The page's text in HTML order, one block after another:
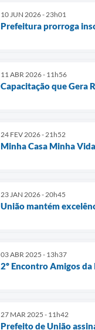
10 JUN 2026 - 23h01
Prefeitura prorroga
11 ABR 2026 - 11h56
Capacitação que Gera
24 FEV 2026 - 21h52
Minha Casa Minha
23 JAN 2026 - 20h45
União mantém
03 ABR 2025 - 13h37
2º Encontro Amigos
27 MAR 2025 - 11h42
Prefeito de União